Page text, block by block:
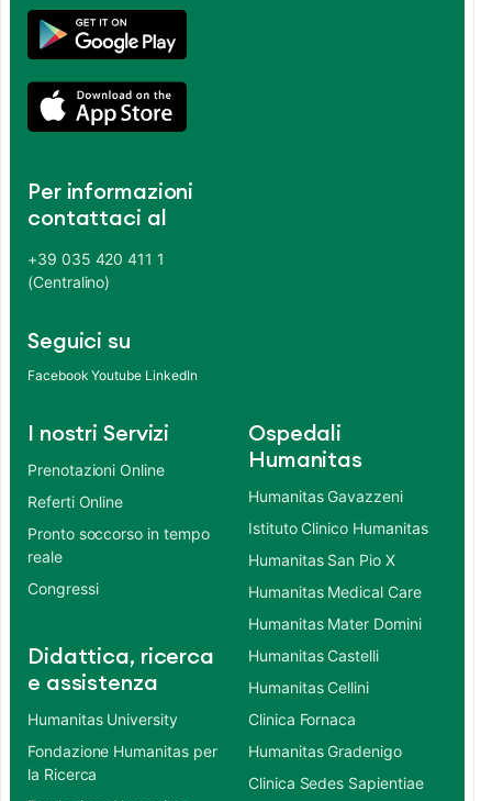
Per informazioni
contattaci al
+39 035 420 411 1
(Centralino)
Seguici su
Facebook Youtube LinkedIn
I nostri Servizi
Prenotazioni Online
Referti Online
Pronto soccorso in tempo
reale
Congressi
Didattica, ricerca
e assistenza
Humanitas University
Fondazione Humanitas per
la Ricerca
Ospedali
Humanitas
Humanitas Gavazzeni
Istituto Clinico Humanitas
Humanitas San Pio X
Humanitas Medical Care
Humanitas Mater Domini
Humanitas Castelli
Humanitas Cellini
Clinica Fornaca
Humanitas Gradenigo
Clinica Sedes Sapientiae